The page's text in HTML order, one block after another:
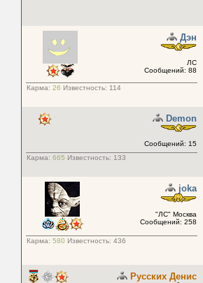
Дэн
ЛС
Сообщений: 88
Карма: 26 Известность: 114
Demon
Сообщений: 15
Карма: 665 Известность: 133
joka
"ЛС" Москва
Сообщений: 258
Карма: 580 Известность: 436
Русских Денис